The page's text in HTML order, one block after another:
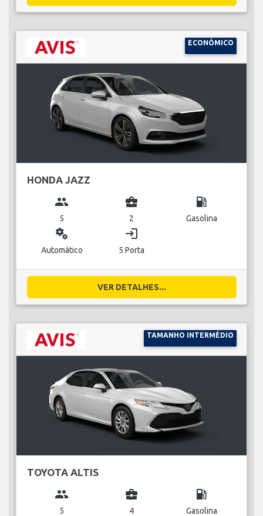
ECONÓMICO
HONDA JAZZ
group
5
business_center
2
local_gas_station
Gasolina
miscellaneous_services
Automático
login
5 Porta
VER DETALHES...
TAMANHO INTERMÉDIO
TOYOTA ALTIS
group
5
business_center
4
local_gas_station
Gasolina